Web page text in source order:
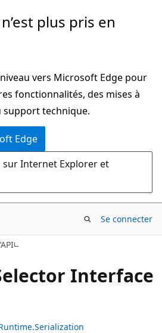
plus pris en
vers Microsoft Edge pour
fonctionnalités, des mises à
support technique.
Edge
sur Internet Explorer et
Se connecter
Interface